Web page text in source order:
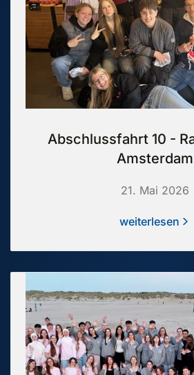
Abschlussfahrt 10 -
Amsterdam
21. Mai 2026
weiterlesen